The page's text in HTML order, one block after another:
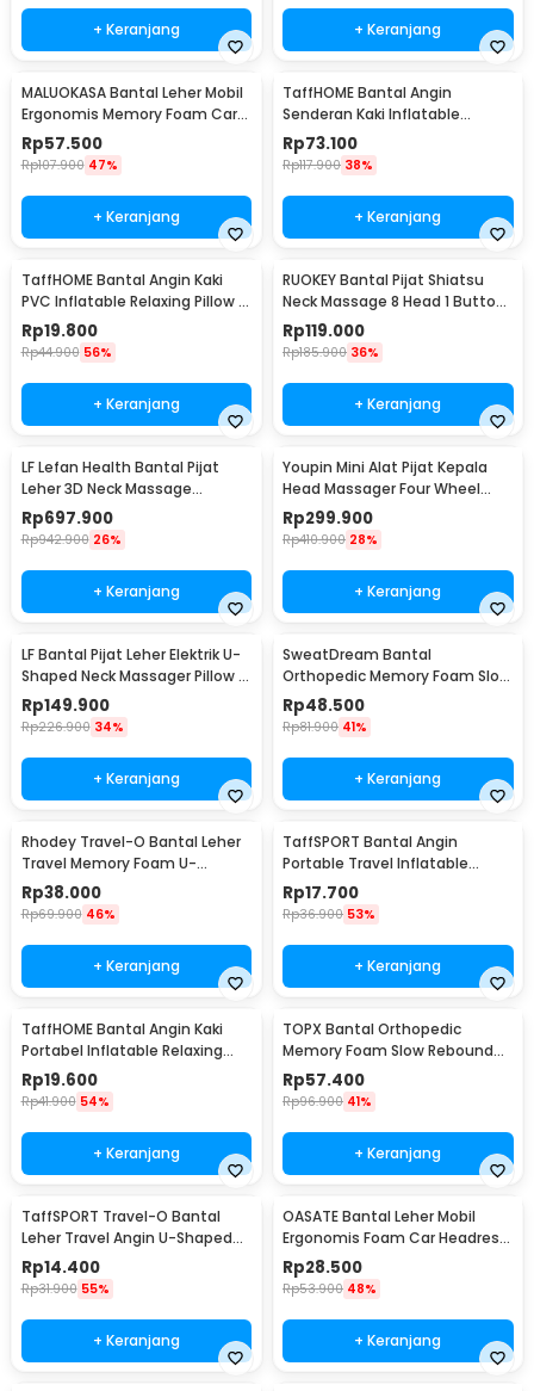
+ Keranjang + Keranjang
MALUOKASA Bantal Leher Mobil
Ergonomis Memory Foam Car
Headrest Pillow - M3D
Rp57.500
Rp107.900 47%
+ Keranjang
TaffHOME Bantal Angin
Senderan Kaki Inflatable
Footrest Pillow - BAT24
Rp73.100
Rp117.900 38%
+ Keranjang
TaffHOME Bantal Angin Kaki
PVC Inflatable Relaxing Pillow -
JJ06114
Rp19.800
Rp44.900 56%
+ Keranjang
RUOKEY Bantal Pijat Shiatsu
Neck Massage 8 Head 1 Button
- CMH-8028
Rp119.000
Rp185.900 36%
+ Keranjang
LF Lefan Health Bantal Pijat
Leher 3D Neck Massage
Kneading Heating - LF-YK006
Rp697.900
Rp942.900 26%
+ Keranjang
Youpin Mini Alat Pijat Kepala
Head Massager Four Wheel
Rotation - M2
Rp299.900
Rp410.900 28%
+ Keranjang
LF Bantal Pijat Leher Elektrik U-
Shaped Neck Massager Pillow -
LR-S100
Rp149.900
Rp226.900 34%
+ Keranjang
SweatDream Bantal
Orthopedic Memory Foam Slow
Rebound Bamboo - SD600
Rp48.500
Rp81.900 41%
+ Keranjang
Rhodey Travel-O Bantal Leher
Travel Memory Foam U-
Shaped Neck Pillow - SR43
Rp38.000
Rp69.900 46%
+ Keranjang
TaffSPORT Bantal Angin
Portable Travel Inflatable
Aeros Pillow - F8057
Rp17.700
Rp36.900 53%
+ Keranjang
TaffHOME Bantal Angin Kaki
Portabel Inflatable Relaxing
Feet Pillow - IAF-05
Rp19.600
Rp41.900 54%
+ Keranjang
TOPX Bantal Orthopedic
Memory Foam Slow Rebound
Pillow 48.5x28.5cm - TC100
Rp57.400
Rp96.900 41%
+ Keranjang
TaffSPORT Travel-O Bantal
Leher Travel Angin U-Shaped
Neck Pillow - RH34
Rp14.400
Rp31.900 55%
+ Keranjang
OASATE Bantal Leher Mobil
Ergonomis Foam Car Headrest
Pillow - M5
Rp28.500
Rp53.900 48%
+ Keranjang